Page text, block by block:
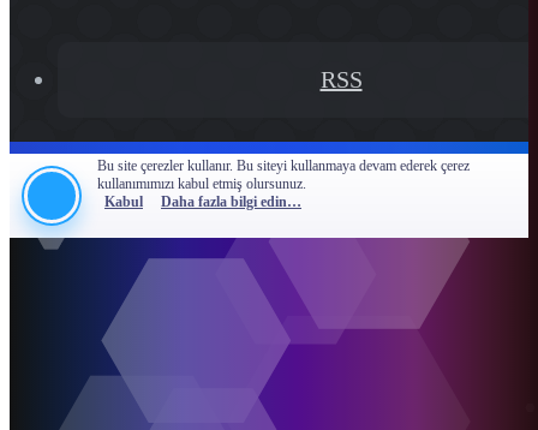
RSS
Bu site çerezler kullanır. Bu siteyi kullanmaya devam ederek çerez
kullanımımızı kabul etmiş olursunuz.
Kabul
Daha fazla bilgi edin…